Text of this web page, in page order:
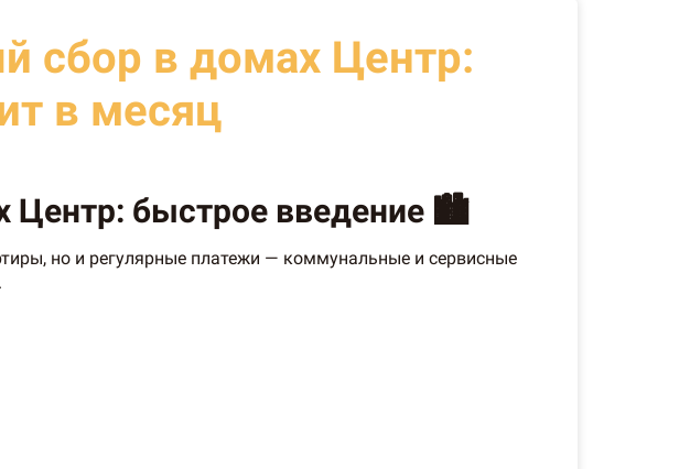
сбор в домах Центр:
в месяц
Центр: быстрое введение 🏙️
но и регулярные платежи — коммунальные и сервисные